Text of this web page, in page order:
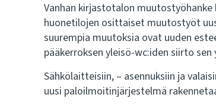
Vanhan kirjastotalon
huonetilojen osittaiset muutostyöt
suurempia muutoksia ovat uuden
pääkerroksen yleisö-wc:iden siirto
Sähkölaitteisiin, – asennuksiin ja
uusi paloilmoitinjärjestelmä